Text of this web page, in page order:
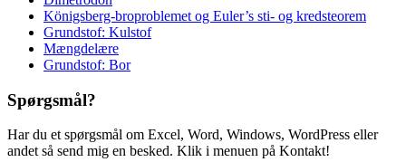
Königsberg-broproblemet og Euler’s sti- og kredsteorem
Grundstof: Kulstof
Mængdelære
Grundstof: Bor
Spørgsmål?
Har du et spørgsmål om Excel, Word, Windows, WordPress eller
andet så send mig en besked. Klik i menuen på Kontakt!